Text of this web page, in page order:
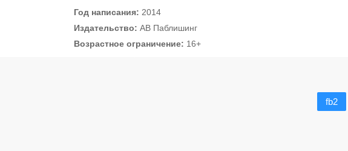
Год написания: 2014
Издательство: АВ Паблишинг
Возрастное ограничение: 16+
fb2